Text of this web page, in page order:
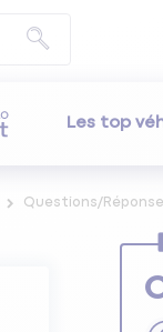
Les top
Questions/